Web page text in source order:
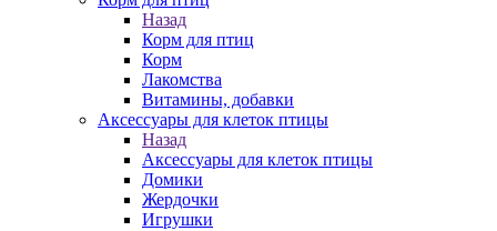
Назад
Корм для птиц
Корм
Лакомства
Витамины, добавки
Аксессуары для клеток птицы
Назад
Аксессуары для клеток птицы
Домики
Жердочки
Игрушки